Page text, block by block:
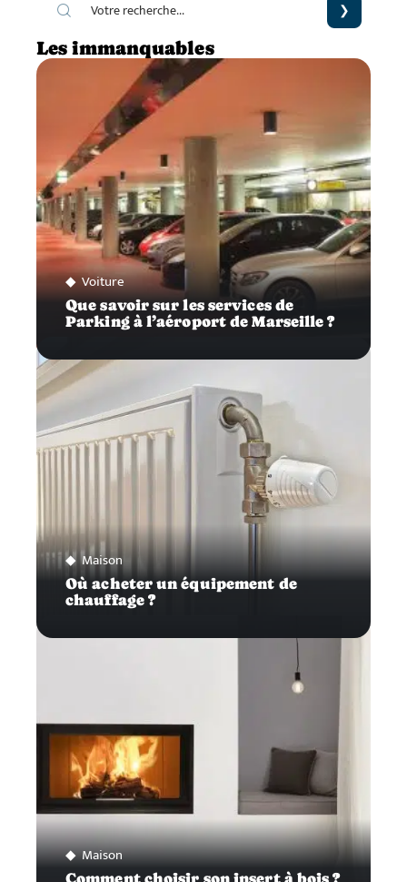
Les immanquables
Voiture
Que savoir sur les services de
Parking à l’aéroport de Marseille ?
Maison
Où acheter un équipement de
chauffage ?
Maison